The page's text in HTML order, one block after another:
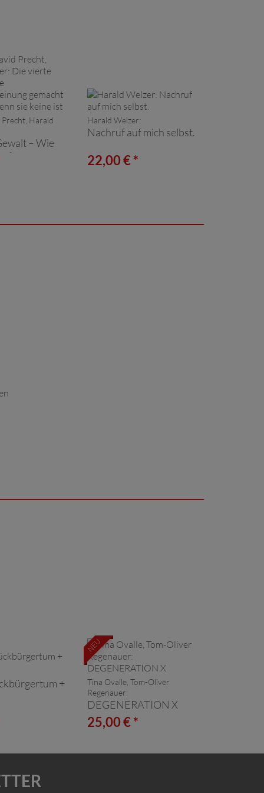
Harald
– Wie
auch wenn
Harald Welzer:
Nachruf auf mich selbst.
22,00 € *
+
NEU
Tina Ovalle, Tom-Oliver
Regenauer:
DEGENERATION X
25,00 € *